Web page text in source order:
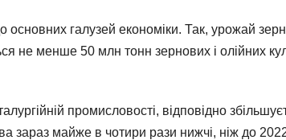
галузей економіки. Так, урожай
не менше 50 млн тонн зернових і олійних
промисловості, відповідно
зараз майже в чотири рази нижчі, ніж до